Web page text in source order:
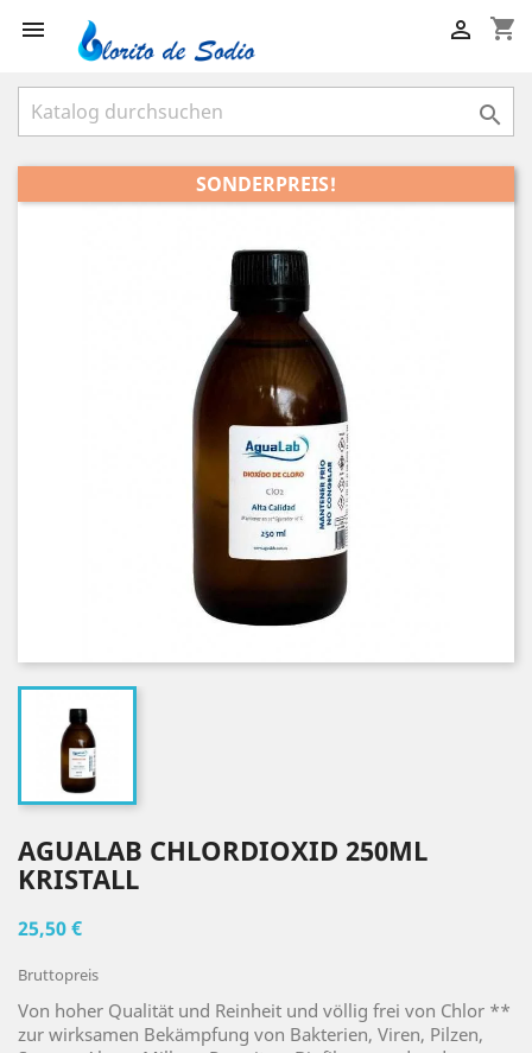
 shopping_cart


SONDERPREIS!
AGUALAB CHLORDIOXID 250ML
KRISTALL
25,50 €
Bruttopreis
Von hoher Qualität und Reinheit und völlig frei von Chlor **
zur wirksamen Bekämpfung von Bakterien, Viren, Pilzen,